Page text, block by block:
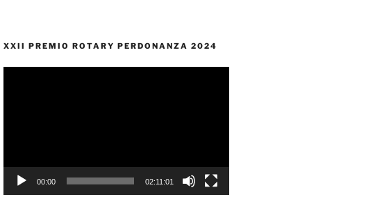
XXII PREMIO ROTARY PERDONANZA 2024
00:00 02:11:01